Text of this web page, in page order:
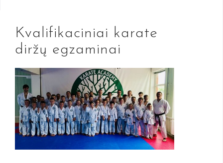
Kvalifikaciniai karate
diržų egzaminai